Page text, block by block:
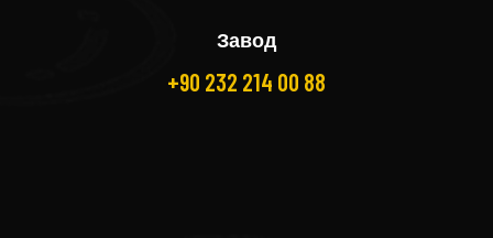
Завод
+90 232 214 00 88